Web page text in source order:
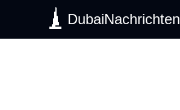
DubaiNachrichten